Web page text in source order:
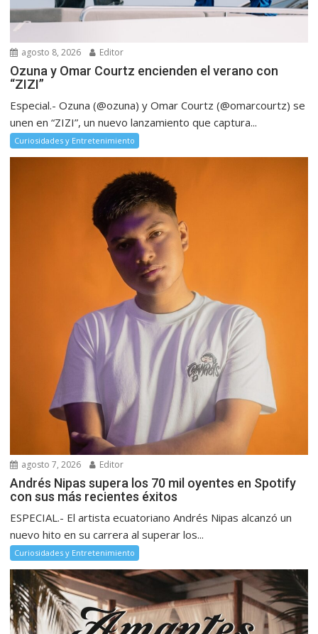
agosto 8, 2026 Editor
Ozuna y Omar Courtz encienden el verano con
“ZIZI”
Especial.- Ozuna (@ozuna) y Omar Courtz (@omarcourtz) se
unen en “ZIZI”, un nuevo lanzamiento que captura...
Curiosidades y Entretenimiento
agosto 7, 2026 Editor
Andrés Nipas supera los 70 mil oyentes en Spotify
con sus más recientes éxitos
ESPECIAL.- El artista ecuatoriano Andrés Nipas alcanzó un
nuevo hito en su carrera al superar los...
Curiosidades y Entretenimiento